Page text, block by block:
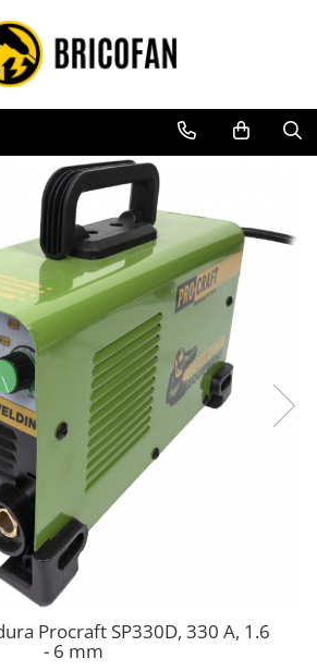
electrice
Procraft SP330D, 330 A, 1.6
- 6 mm